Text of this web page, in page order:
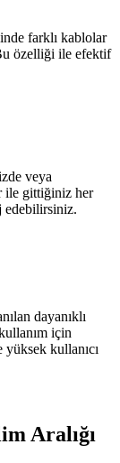
farklı kablolar
özelliği ile efektif
veya
ile gittiğiniz her
edebilirsiniz.
dayanıklı
için
kullanıcı
Aralığı